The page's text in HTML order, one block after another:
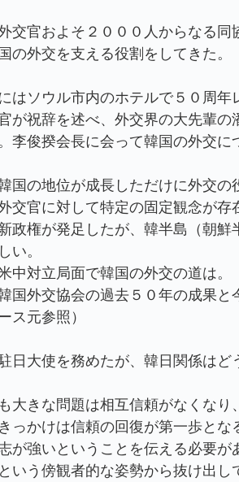
交官およそ２０００人からなる
の外交を支える役割をしてきた。
はソウル市内のホテルで５０周
が祝辞を述べ、外交界の大先輩
李俊揆会長に会って韓国の外交に
国の地位が成長しただけに外交
交官に対して特定の固定観念が存
政権が発足したが、韓半島（朝
い。
中対立局面で韓国の外交の道は。
国外交協会の過去５０年の成果
ス元参照）
日大使を務めたが、韓日関係は
も大きな問題は相互信頼がなくな
っかけは信頼の回復が第一歩と
が強いということを伝える必要
いう傍観者的な姿勢から抜け出